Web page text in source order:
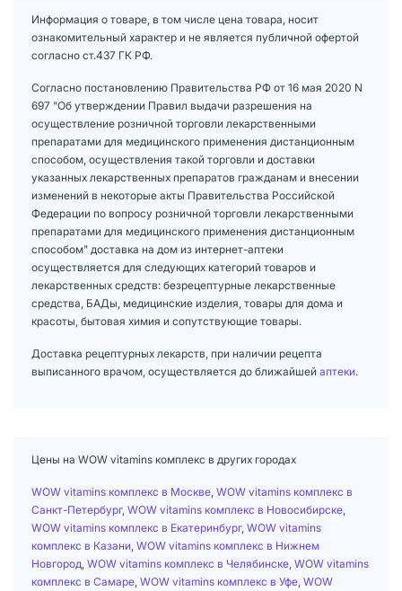
Информация о товаре, в том числе цена товара, носит
ознакомительный характер и не является публичной офертой
согласно ст.437 ГК РФ.
Согласно постановлению Правительства РФ от 16 мая 2020 N
697 "Об утверждении Правил выдачи разрешения на
осуществление розничной торговли лекарственными
препаратами для медицинского применения дистанционным
способом, осуществления такой торговли и доставки
указанных лекарственных препаратов гражданам и внесении
изменений в некоторые акты Правительства Российской
Федерации по вопросу розничной торговли лекарственными
препаратами для медицинского применения дистанционным
способом" доставка на дом из интернет-аптеки
осуществляется для следующих категорий товаров и
лекарственных средств: безрецептурные лекарственные
средства, БАДы, медицинские изделия, товары для дома и
красоты, бытовая химия и сопутствующие товары.
Доставка рецептурных лекарств, при наличии рецепта
выписанного врачом, осуществляется до ближайшей аптеки.
Цены на WOW vitamins комплекс в других городах
WOW vitamins комплекс в Москве WOW vitamins комплекс в
Санкт-Петербург, WOW vitamins комплекс в Новосибирске
WOW vitamins комплекс в Екатеринбург, WOW vitamins
комплекс в Казани WOW vitamins комплекс в Нижнем
Новгород WOW vitamins комплекс в Челябинске WOW vitamins
комплекс в Самаре WOW vitamins комплекс в Уфе WOW